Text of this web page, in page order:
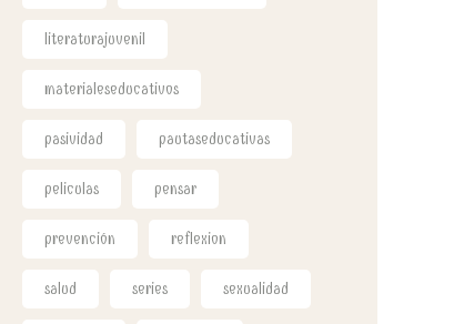
literaturajuvenil
materialeseducativos
pasividad pautaseducativas
peliculas pensar
prevención reflexion
salud series sexualidad